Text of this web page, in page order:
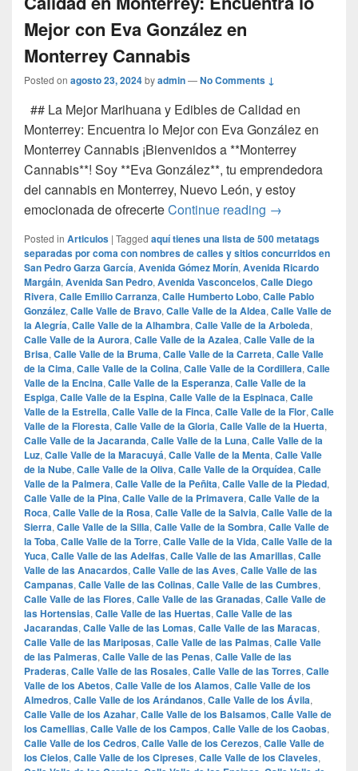
Mejor con Eva González en
Monterrey Cannabis
Posted on agosto 23, 2024byadmin—No Comments ↓
## La Mejor Marihuana y Edibles de Calidad en
Monterrey: Encuentra lo Mejor con Eva González en
Monterrey Cannabis ¡Bienvenidos a **Monterrey
Cannabis**! Soy **Eva González**, tu emprendedora
del cannabis en Monterrey, Nuevo León, y estoy
emocionada de ofrecerteContinue reading ## La Mejor
→
Posted in Articulos | Tagged aquí tienes una lista de 500 metatags
separadas por coma con nombres de calles y sitios concurridos en
San Pedro Garza García, Avenida Gómez Morín, Avenida Ricardo
Margáin, Avenida San Pedro, Avenida Vasconcelos, Calle Diego
Rivera, Calle Emilio Carranza, Calle Humberto Lobo, Calle Pablo
González, Calle Valle de Bravo, Calle Valle de la Aldea, Calle Valle de
la Alegría, Calle Valle de la Alhambra, Calle Valle de la Arboleda,
Calle Valle de la Aurora, Calle Valle de la Azalea, Calle Valle de la
Brisa, Calle Valle de la Bruma, Calle Valle de la Carreta, Calle Valle
de la Cima, Calle Valle de la Colina, Calle Valle de la Cordillera, Calle
Valle de la Encina, Calle Valle de la Esperanza, Calle Valle de la
Espiga, Calle Valle de la Espina, Calle Valle de la Espinaca, Calle
Valle de la Estrella, Calle Valle de la Finca, Calle Valle de la Flor, Calle
Valle de la Floresta, Calle Valle de la Gloria, Calle Valle de la Huerta,
Calle Valle de la Jacaranda, Calle Valle de la Luna, Calle Valle de la
Luz, Calle Valle de la Maracuyá, Calle Valle de la Menta, Calle Valle
de la Nube, Calle Valle de la Oliva, Calle Valle de la Orquídea, Calle
Valle de la Palmera, Calle Valle de la Peñita, Calle Valle de la Piedad,
Calle Valle de la Pina, Calle Valle de la Primavera, Calle Valle de la
Roca, Calle Valle de la Rosa, Calle Valle de la Salvia, Calle Valle de la
Sierra, Calle Valle de la Silla, Calle Valle de la Sombra, Calle Valle de
la Toba, Calle Valle de la Torre, Calle Valle de la Vida, Calle Valle de la
Yuca, Calle Valle de las Adelfas, Calle Valle de las Amarillas, Calle
Valle de las Anacardos, Calle Valle de las Aves, Calle Valle de las
Campanas, Calle Valle de las Colinas, Calle Valle de las Cumbres,
Calle Valle de las Flores, Calle Valle de las Granadas, Calle Valle de
las Hortensias, Calle Valle de las Huertas, Calle Valle de las
Jacarandas, Calle Valle de las Lomas, Calle Valle de las Maracas,
Calle Valle de las Mariposas, Calle Valle de las Palmas, Calle Valle
de las Palmeras, Calle Valle de las Penas, Calle Valle de las
Praderas, Calle Valle de las Rosales, Calle Valle de las Torres, Calle
Valle de los Abetos, Calle Valle de los Alamos, Calle Valle de los
Almedros, Calle Valle de los Arándanos, Calle Valle de los Ávila,
Calle Valle de los Azahar, Calle Valle de los Balsamos, Calle Valle de
los Camellias, Calle Valle de los Campos, Calle Valle de los Caobas,
Calle Valle de los Cedros, Calle Valle de los Cerezos, Calle Valle de
los Cielos, Calle Valle de los Cipreses, Calle Valle de los Claveles,